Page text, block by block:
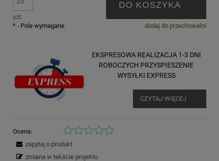
szt.
DO KOSZYKA
dodaj do przechowalni
* - Pole wymagane
EKSPRESOWA REALIZACJA 1-3 DNI
ROBOCZYCH PRZYSPIESZENIE
WYSYŁKI EXPRESS
CZYTAJ WIĘCEJ
Ocena:
zapytaj o produkt
zmiana w tekście projektu